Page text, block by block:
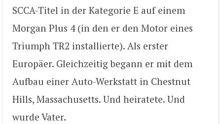
SCCA-Titel in der Kategorie E auf einem
Morgan Plus 4 (in den er den Motor eines
Triumph TR2 installierte). Als erster
Europäer. Gleichzeitig begann er mit dem
Aufbau einer Auto-Werkstatt in Chestnut
Hills, Massachusetts. Und heiratete. Und
wurde Vater.